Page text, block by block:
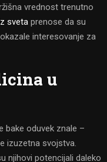
vrednost trenutno
sveta prenose da su
interesovanje za
u
bake oduvek znale –
izuzetna svojstva.
njihovi potencijali daleko